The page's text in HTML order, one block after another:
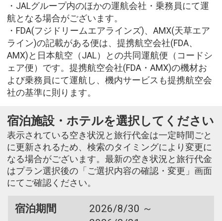
・JALグループ内のほかの運航会社・乗務員にて運
航となる場合がございます。
・FDA(フジドリームエアラインズ)、AMX(天草エア
ライン)の記載がある便は、提携航空会社(FDA、
AMX)と日本航空（JAL）との共同運航便（コードシ
ェア便）です。提携航空会社(FDA・AMX)の機材お
よび乗務員にて運航し、機内サービスも提携航空会
社の基準に則ります。
宿泊施設・ホテルを選択してください
表示されている空き状況と旅行代金は一定時間ごと
に更新されるため、検索のタイミングにより変更に
なる場合がございます。最新の空き状況と旅行代金
はプラン選択後の「ご選択内容の確認・変更」画面
にてご確認ください。
宿泊期間
2026/8/30 ～